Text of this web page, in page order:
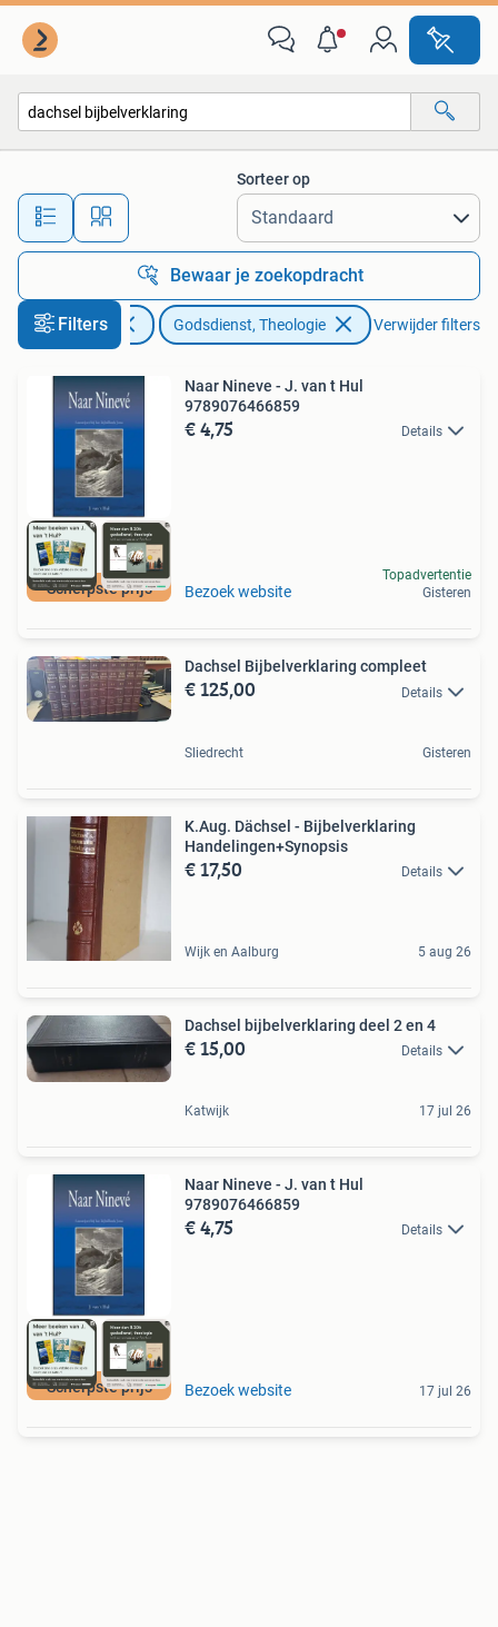
Alle afstanden…
Sorteer op
Bewaar je zoekopdracht
Filters
Boeken Godsdienst, Theologie Verwijder filters
Scherpste prijs
Naar Nineve - J. van t Hul
9789076466859
€ 4,75 Details
Bezoek website
Topadvertentie
Gisteren
Dachsel Bijbelverklaring compleet
€ 125,00 Details
Sliedrecht Gisteren
K.Aug. Dächsel - Bijbelverklaring
Handelingen+Synopsis
€ 17,50 Details
Wijk en Aalburg 5 aug 26
Dachsel bijbelverklaring deel 2 en 4
€ 15,00 Details
Katwijk 17 jul 26
Scherpste prijs
Naar Nineve - J. van t Hul
9789076466859
€ 4,75 Details
Bezoek website 17 jul 26